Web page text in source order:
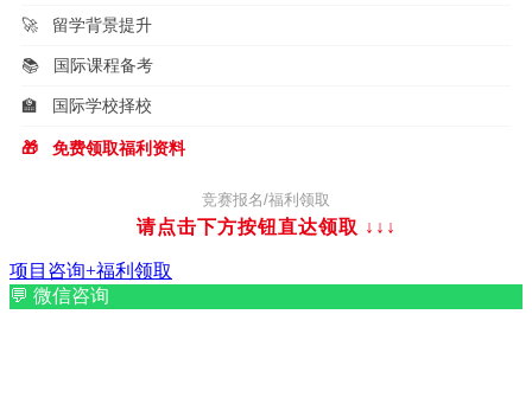
🚀 留学背景提升
📚 国际课程备考
🏫 国际学校择校
🎁 免费领取福利资料
竞赛报名/福利领取
请点击下方按钮直达领取 ↓↓↓
项目咨询+福利领取
💬 微信咨询